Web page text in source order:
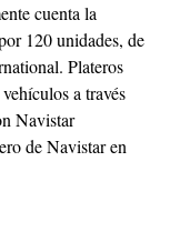
cuenta la
120 unidades, de
Plateros
a través
Navistar
de Navistar en